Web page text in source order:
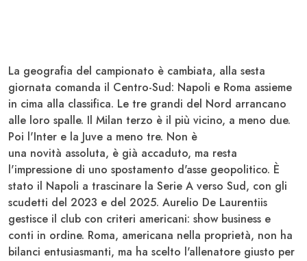
La geografia del campionato è cambiata, alla sesta
giornata comanda il Centro-Sud: Napoli e Roma assieme
in cima alla classifica. Le tre grandi del Nord arrancano
alle loro spalle. Il Milan terzo è il più vicino, a meno due.
Poi l'Inter e la Juve a meno tre. Non è
una novità assoluta, è già accaduto, ma resta
l'impressione di uno spostamento d'asse geopolitico. È
stato il Napoli a trascinare la Serie A verso Sud, con gli
scudetti del 2023 e del 2025. Aurelio De Laurentiis
gestisce il club con criteri americani: show business e
conti in ordine. Roma, americana nella proprietà, non ha
bilanci entusiasmanti, ma ha scelto l'allenatore giusto per